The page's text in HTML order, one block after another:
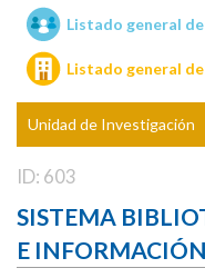
Unidades de
Listado general
Listado general
Unidad de Investigación
ID: 603
SISTEMA
E INFORMACIÓN